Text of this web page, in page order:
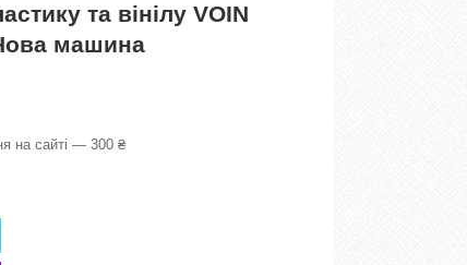
та вінілу VOIN
машина
на сайті — 300 ₴